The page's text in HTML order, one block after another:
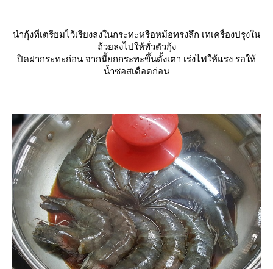
นำกุ้งที่เตรียมไว้เรียงลงในกระทะหรือหม้อทรงลึก เทเครื่องปรุงใน
ถ้วยลงไปให้ทั่วตัวกุ้ง
ปิดฝากระทะก่อน จากนี้ยกกระทะขึ้นตั้งเตา เร่งไฟให้แรง รอให้
น้ำซอสเดือดก่อน